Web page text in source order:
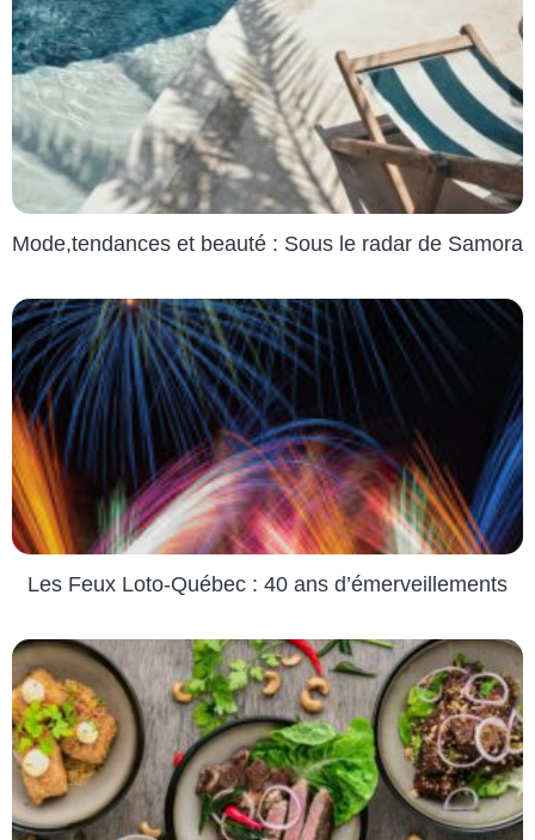
Mode,tendances et beauté : Sous le radar de Samora
Les Feux Loto-Québec : 40 ans d’émerveillements